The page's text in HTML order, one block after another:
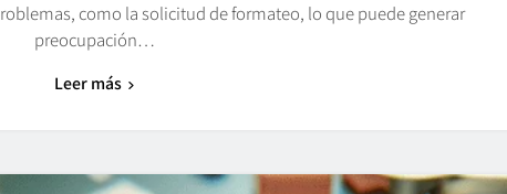
como la solicitud de formateo, lo que puede generar
preocupación…
Leer más